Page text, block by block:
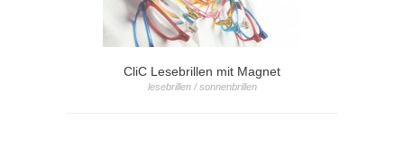
CliC Lesebrillen mit Magnet
lesebrillen / sonnenbrillen